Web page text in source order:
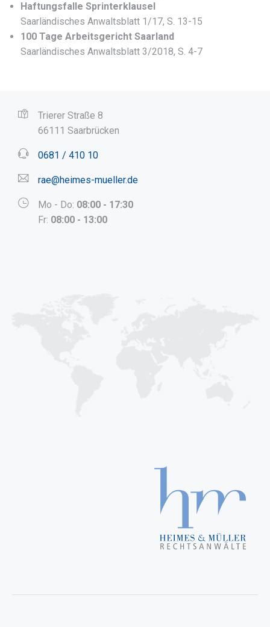
Haftungsfalle Sprinterklausel
Saarländisches Anwaltsblatt 1/17, S. 13-15
100 Tage Arbeitsgericht Saarland
Saarländisches Anwaltsblatt 3/2018, S. 4-7
Trierer Straße 8
66111 Saarbrücken
0681 / 410 10
rae@heimes-mueller.de
Mo - Do: 08:00 - 17:30
Fr: 08:00 - 13:00